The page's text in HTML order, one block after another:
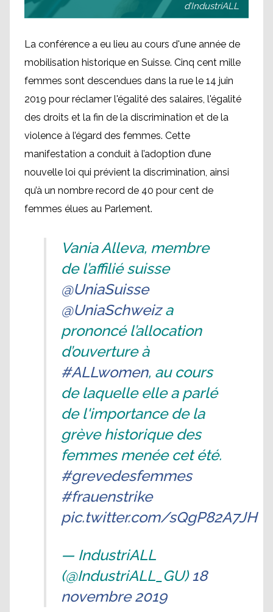
d’IndustriALL
La conférence a eu lieu au cours d'une année de
mobilisation historique en Suisse. Cinq cent mille
femmes sont descendues dans la rue le 14 juin
2019 pour réclamer l'égalité des salaires, l'égalité
des droits et la fin de la discrimination et de la
violence à l’égard des femmes. Cette
manifestation a conduit à l’adoption d’une
nouvelle loi qui prévient la discrimination, ainsi
qu’à un nombre record de 40 pour cent de
femmes élues au Parlement.
Vania Alleva, membre
de l’affilié suisse
@UniaSuisse
@UniaSchweiza
prononcé l’allocation
d’ouverture à
#ALLwomen, au cours
de laquelle elle a parlé
de l'importance de la
grève historique des
femmes menée cet été.
#grevedesfemmes
#frauenstrike
pic.twitter.com/sQgP82A7JH
— IndustriALL
(@IndustriALL_GU)18
novembre 2019